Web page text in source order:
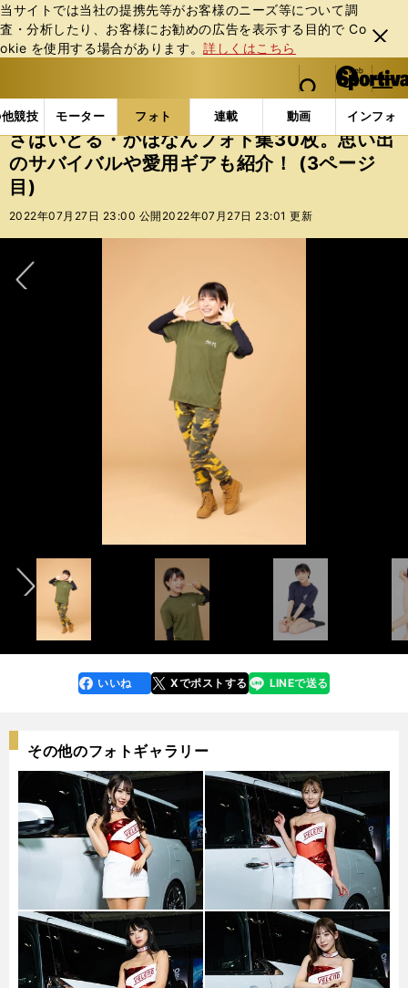
当サイトでは当社の提携先等がお客様のニーズ等について調
査・分析したり、お客様にお勧めの広告を表⽰する⽬的で Co
okie を使⽤する場合があります。詳しくはこちら
閉じ
る
web Sportiva (webスポルティーバ)
検索
マイペ
ー
ジ
メニュ
競技 モーター フォト 連載 動画 インフォ
b
ス
ポ
ル
テ
ー
バ
フォトギャラリー さばいどる・かほなんフォト集30
さばいどる・かほなんフォト集30枚。思い出
のサバイバルや愛用ギアも紹介！ (3ページ
目)
2022年07月27日 23:00 公開 2022年07月27日 23:01 更新
「愛用キャンプギア」記事はこちら＞＞
「思い出のキャンプ」記事はこちら＞＞
faceboo
k
いいね Xでポストする
line LINEで送る
その他のフォトギャラリー